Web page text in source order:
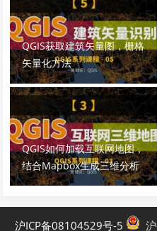
QGIS获取建筑矢量图，栅格
矢量化方法
QGIS如何加载互联网地图，
结合Mapbox生成三维分析
图
沪ICP备08104529号-5